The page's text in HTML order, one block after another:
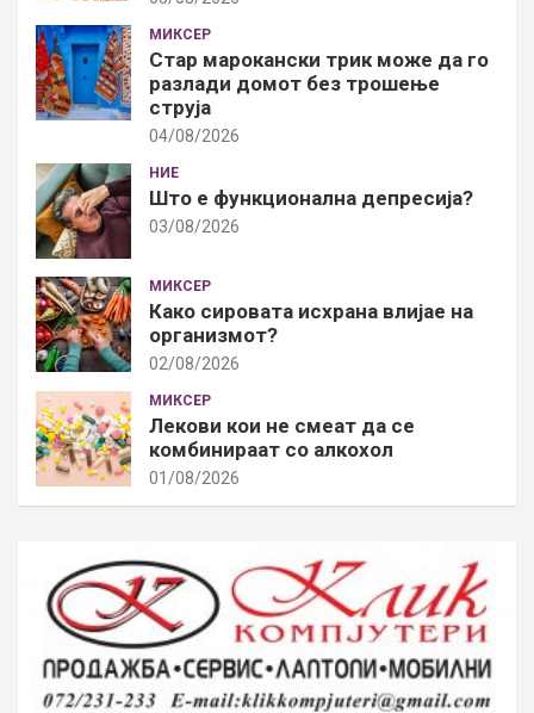
МИКСЕР
Стар марокански трик може да го
разлади домот без трошење
струја
04/08/2026
НИЕ
Што е функционална депресија?
03/08/2026
МИКСЕР
Како сировата исхрана влијае на
организмот?
02/08/2026
МИКСЕР
Лекови кои не смеат да се
комбинираат со алкохол
01/08/2026